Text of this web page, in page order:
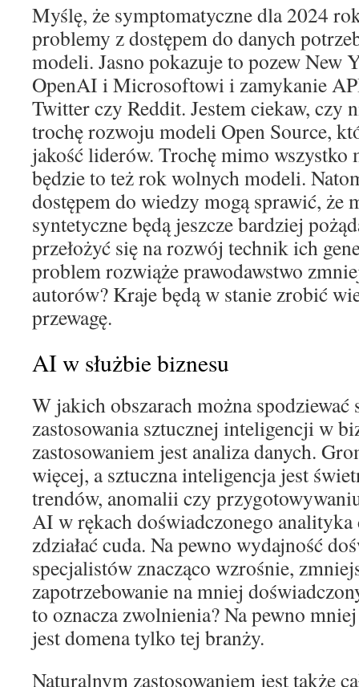
Myślę, że symptomatyczne dla 2024
problemy z dostępem do danych
modeli. Jasno pokazuje to pozew New
OpenAI i Microsoftowi i zamykanie
Twitter czy Reddit. Jestem ciekaw, czy
trochę rozwoju modeli Open Source,
jakość liderów. Trochę mimo wszystko
będzie to też rok wolnych modeli.
dostępem do wiedzy mogą sprawić, że
syntetyczne będą jeszcze bardziej
przełożyć się na rozwój technik ich
problem rozwiąże prawodawstwo
autorów? Kraje będą w stanie zrobić
przewagę.
AI w służbie biznesu
W jakich obszarach można spodziewać
zastosowania sztucznej inteligencji w
zastosowaniem jest analiza danych.
więcej, a sztuczna inteligencja jest
trendów, anomalii czy
AI w rękach doświadczonego analityka
zdziałać cuda. Na pewno wydajność
specjalistów znacząco wzrośnie,
zapotrzebowanie na mniej
to oznacza zwolnienia? Na pewno
jest domena tylko tej branży.
Naturalnym zastosowaniem jest także